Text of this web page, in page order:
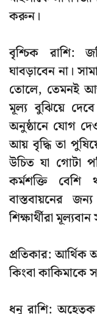
করুন।
বৃশ্চিক রাশি:
ঘাবড়াবেন না।
তোলে, তেমনই
মূল্য বুঝিয়ে
অনুষ্ঠানে যোগ
আয় বৃদ্ধি তা
উচিত যা গোটা
কর্মশক্তি
বাস্তবায়নের
শিক্ষার্থীরা
প্রতিকার: আর্থিক
কিংবা কাকিমাকে
ধনু রাশি: